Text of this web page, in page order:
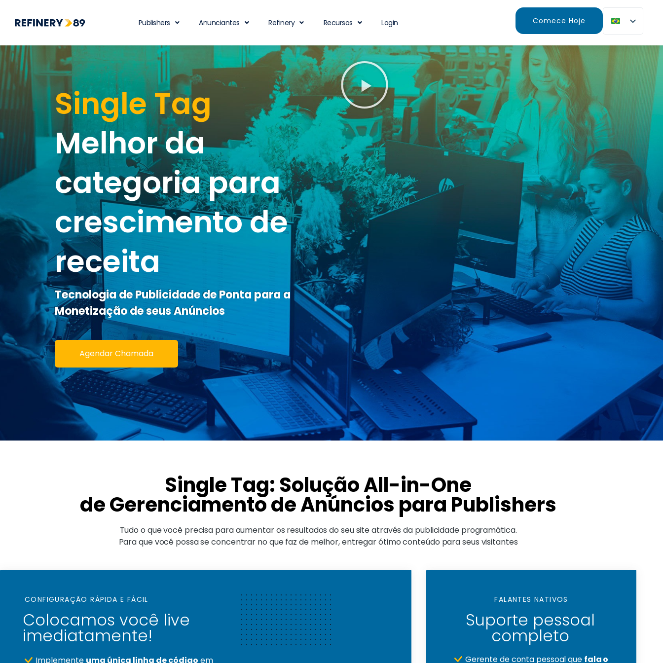
Publishers Anunciantes Refinery Recursos Login Comece Hoje
Single Tag
Melhor da
categoria para
crescimento de
receita
Tecnologia de Publicidade de Ponta para a
Monetização de seus Anúncios
Agendar Chamada
Single Tag: Solução All-in-One
de Gerenciamento de Anúncios para Publishers
Tudo o que você precisa para aumentar os resultados do seu site através da publicidade programática.
Para que você possa se concentrar no que faz de melhor, entregar ótimo conteúdo para seus visitantes
CONFIGURAÇÃO RÁPIDA E FÁCIL
Colocamos você live
imediatamente!
Implemente uma única linha de código em
FALANTES NATIVOS
Suporte pessoal
completo
Gerente de conta pessoal que fala o